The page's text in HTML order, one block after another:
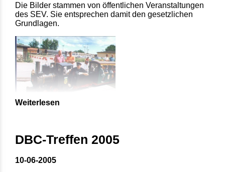
Die Bilder stammen von öffentlichen Veranstaltungen
des SEV. Sie entsprechen damit den gesetzlichen
Grundlagen.
Weiterlesen
DBC-Treffen 2005
10-06-2005